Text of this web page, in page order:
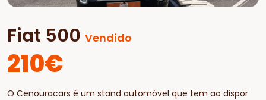
Fiat 500 Vendido
210€
O Cenouracars é um stand automóvel que tem ao dispor